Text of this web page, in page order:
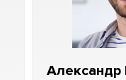
Александр